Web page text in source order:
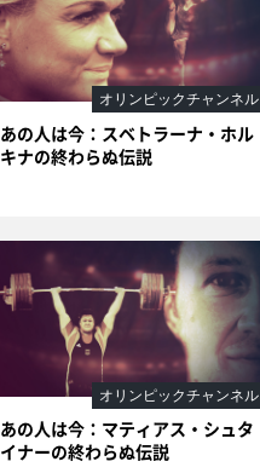
あの人は今：スベトラーナ・ホル
キナの終わらぬ伝説
オリンピックチャンネル
あの人は今：マティアス・シュタ
イナーの終わらぬ伝説
オリンピックチャンネル